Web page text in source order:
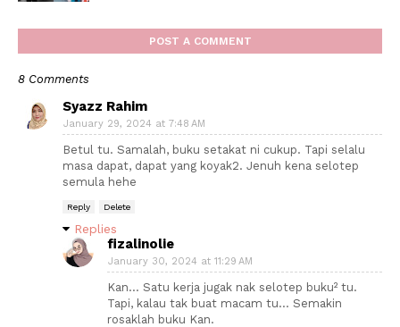
POST A COMMENT
8 Comments
Syazz Rahim
January 29, 2024 at 7:48 AM
Betul tu. Samalah, buku setakat ni cukup. Tapi selalu
masa dapat, dapat yang koyak2. Jenuh kena selotep
semula hehe
Reply Delete
Replies
fizalinolie
January 30, 2024 at 11:29 AM
Kan... Satu kerja jugak nak selotep buku² tu.
Tapi, kalau tak buat macam tu... Semakin
rosaklah buku Kan.